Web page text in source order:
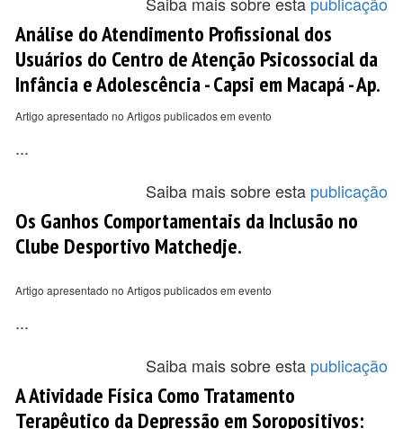
Análise do Atendimento Profissional dos
Usuários do Centro de Atenção Psicossocial da
Infância e Adolescência - Capsi em Macapá - Ap.
Artigo apresentado no Artigos publicados em evento
...
Saiba mais sobre esta publicação
Os Ganhos Comportamentais da Inclusão no
Clube Desportivo Matchedje.
Artigo apresentado no Artigos publicados em evento
...
Saiba mais sobre esta publicação
A Atividade Física Como Tratamento
Terapêutico da Depressão em Soropositivos: